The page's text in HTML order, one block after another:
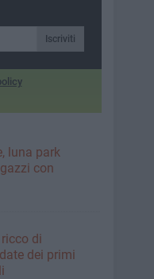
Iscriviti
luna park
con
di
dei primi